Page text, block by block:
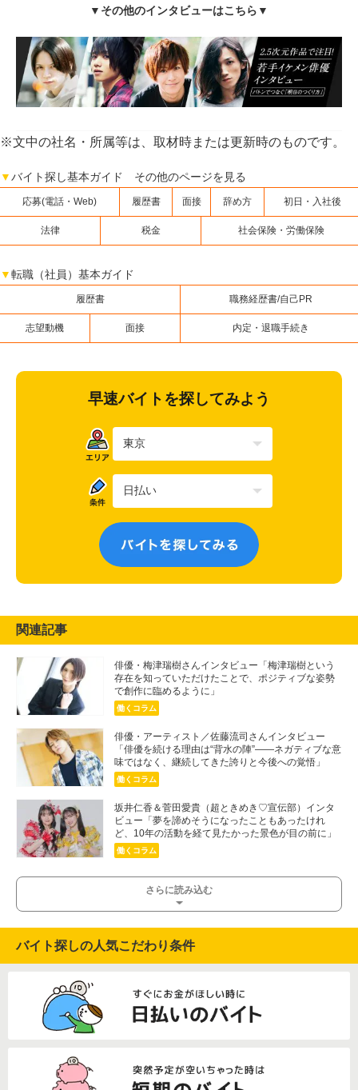
▼その他のインタビューはこちら▼
※文中の社名・所属等は、取材時または更新時のものです。
▼バイト探し基本ガイド その他のページを見る
応募(電話・Web) 履歴書 面接 辞め方 初日・入社後
法律 税金 社会保険・労働保険
▼転職（社員）基本ガイド
履歴書 職務経歴書/自己PR
志望動機 面接 内定・退職手続き
早速バイトを探してみよう
関連記事
俳優・梅津瑞樹さんインタビュー「梅津瑞樹という
存在を知っていただけたことで、ポジティブな姿勢
で創作に臨めるように」
働くコラム
俳優・アーティスト／佐藤流司さんインタビュー
「俳優を続ける理由は“背水の陣”――ネガティブな意
味ではなく、継続してきた誇りと今後への覚悟」
働くコラム
坂井仁香＆菅田愛貴（超ときめき♡宣伝部）インタ
ビュー「夢を諦めそうになったこともあったけれ
ど、10年の活動を経て見たかった景色が目の前に」
働くコラム
さらに読み込む
バイト探しの人気こだわり条件